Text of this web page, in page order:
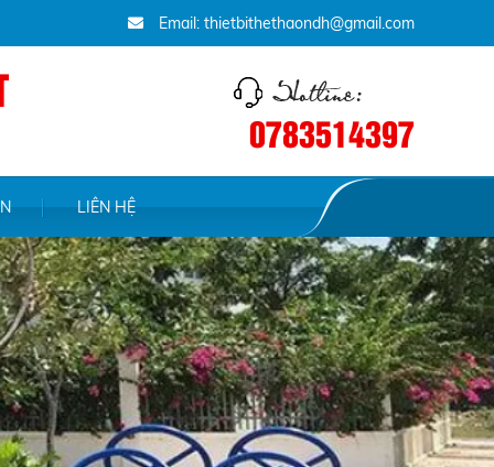
Email: thietbithethaondh@gmail.com
0783514397
LIÊN HỆ